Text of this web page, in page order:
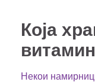
Која
Некои